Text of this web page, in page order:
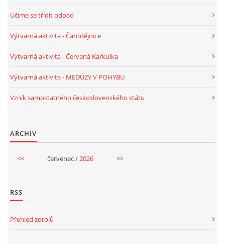
VELIKONOCE
KREATIVNÍ OVOCNÉ A ZELENINOVÉ MLSÁNÍ
RECENZE NA HRAČKY
MIKULÁŠSKÁ NADÍLKA
VÁNOČNÍ TVOŘENÍ
Učíme se třídit odpad
Výtvarná aktivita - Čarodějnice
Výtvarná aktivita - Červená Karkulka
Výtvarná aktivita - MEDÚZY V POHYBU
Vznik samostatného československého státu
ARCHIV
<< červenec /2026 >>
RSS
Přehled zdrojů